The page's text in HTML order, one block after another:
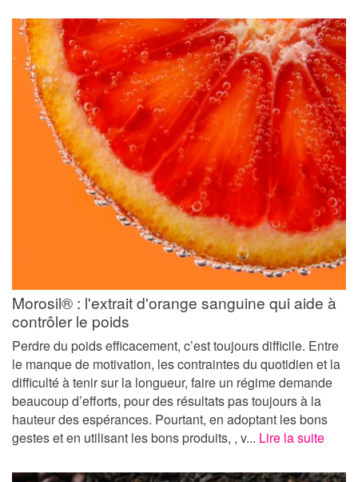
Morosil® : l'extrait d'orange sanguine qui aide à
contrôler le poids
Perdre du poids efficacement, c’est toujours difficile. Entre
le manque de motivation, les contraintes du quotidien et la
difficulté à tenir sur la longueur, faire un régime demande
beaucoup d’efforts, pour des résultats pas toujours à la
hauteur des espérances. Pourtant, en adoptant les bons
gestes et en utilisant les bons produits, , v... Lire la suite